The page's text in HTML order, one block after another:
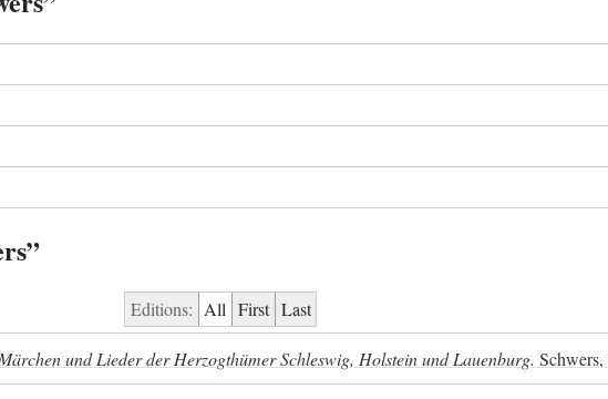
Editions: All First Last
und Lieder der Herzogthümer Schleswig, Holstein und Lauenburg.